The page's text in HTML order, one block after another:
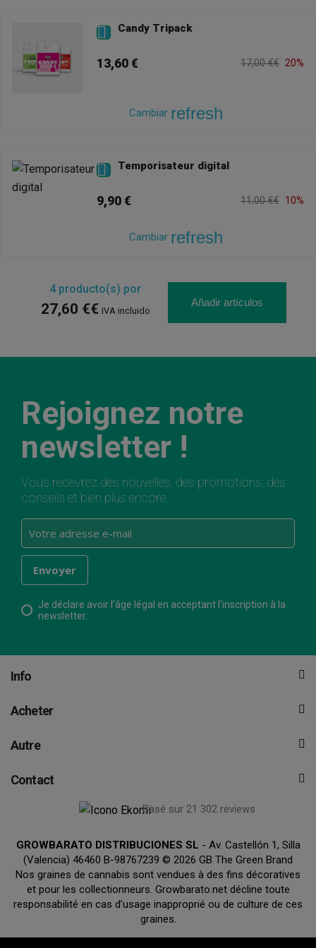
 Candy Tripack
13,60 € 17,00 €€ 20%
Cambiar refresh
 Temporisateur digital
9,90 € 11,00 €€ 10%
Cambiar refresh
4producto(s) por
27,60 €€ IVA incluido
Añadir artículos
Rejoignez notre
newsletter !
Vous recevrez des nouvelles, des promotions, des
conseils et bien plus encore.
Je déclare avoir l’âge légal en acceptant l’inscription à la
newsletter.
Info
Acheter
Autre
Contact
Basé sur 21 302 reviews
GROWBARATO DISTRIBUCIONES SL - Av. Castellón 1, Silla
(Valencia) 46460 B-98767239 © 2026 GB The Green Brand
Nos graines de cannabis sont vendues à des fins décoratives
et pour les collectionneurs. Growbarato.net décline toute
responsabilité en cas d’usage inapproprié ou de culture de ces
graines.